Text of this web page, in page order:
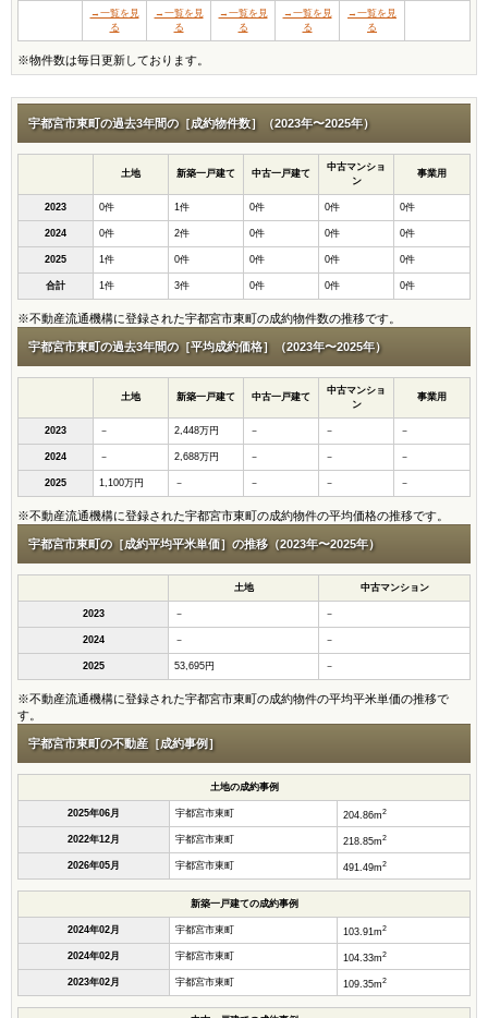
→一覧を見
る
→一覧を見
る
→一覧を見
る
→一覧を見
る
→一覧を見
る
※物件数は毎日更新しております。
宇都宮市東町の過去3年間の［成約物件数］（2023年〜2025年）
土地 新築一戸建て 中古一戸建て
中古マンショ
ン
事業用
2023 0件 1件 0件 0件 0件
2024 0件 2件 0件 0件 0件
2025 1件 0件 0件 0件 0件
合計 1件 3件 0件 0件 0件
※不動産流通機構に登録された宇都宮市東町の成約物件数の推移です。
宇都宮市東町の過去3年間の［平均成約価格］（2023年〜2025年）
土地 新築一戸建て 中古一戸建て
中古マンショ
ン
事業用
2023 － 2,448万円 － － －
2024 － 2,688万円 － － －
2025 1,100万円 － － － －
※不動産流通機構に登録された宇都宮市東町の成約物件の平均価格の推移です。
宇都宮市東町の［成約平均平米単価］の推移（2023年〜2025年）
土地 中古マンション
2023 － －
2024 － －
2025 53,695円 －
※不動産流通機構に登録された宇都宮市東町の成約物件の平均平米単価の推移で
す。
宇都宮市東町の不動産［成約事例］
土地の成約事例
2025年06月 宇都宮市東町 204.86m2
2022年12月 宇都宮市東町 218.85m2
2026年05月 宇都宮市東町 491.49m2
新築一戸建ての成約事例
2024年02月 宇都宮市東町 103.91m2
2024年02月 宇都宮市東町 104.33m2
2023年02月 宇都宮市東町 109.35m2